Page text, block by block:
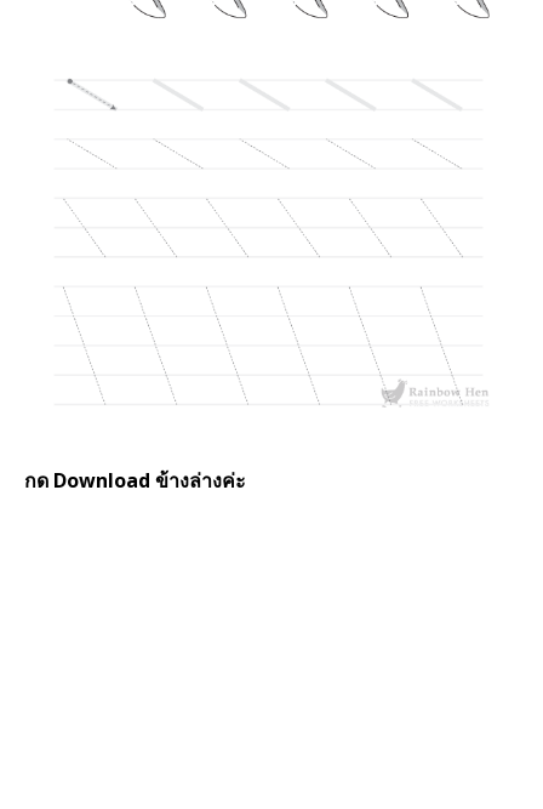
กด Download ข้างล่างค่ะ